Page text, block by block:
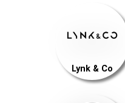
Lynk & Co